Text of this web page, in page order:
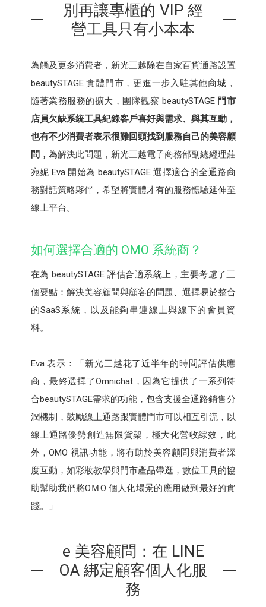
別再讓專櫃的 VIP 經
營工具只有小本本
為觸及更多消費者，新光三越除在自家百貨通路設置
beautySTAGE 實體門市，更進一步入駐其他商城，
隨著業務服務的擴大，團隊觀察 beautySTAGE 門市
店員欠缺系統工具紀錄客戶喜好與需求、與其互動，
也有不少消費者表示很難回頭找到服務自己的美容顧
問， 為解決此問題，新光三越電子商務部副總經理莊
宛妮 Eva 開始為 beautySTAGE 選擇適合的全通路商
務對話策略夥伴，希望將實體才有的服務體驗延伸至
線上平台。
如何選擇合適的 OMO 系統商？
在為 beautySTAGE 評估合適系統上，主要考慮了三
個要點：解決美容顧問與顧客的問題、選擇易於整合
的SaaS系統，以及能夠串連線上與線下的會員資
料。
Eva 表示：「新光三越花了近半年的時間評估供應
商，最終選擇了Omnichat，因為它提供了一系列符
合beautySTAGE需求的功能，包含支援全通路銷售分
潤機制，鼓勵線上通路跟實體門市可以相互引流，以
線上通路優勢創造無限貨架，極大化營收綜效，此
外，OMO 視訊功能，將有助於美容顧問與消費者深
度互動，如彩妝教學與門市產品帶逛，數位工具的協
助幫助我們將OＭO 個人化場景的應用做到最好的實
踐。」
e 美容顧問：在 LINE
OA 綁定顧客個人化服
務